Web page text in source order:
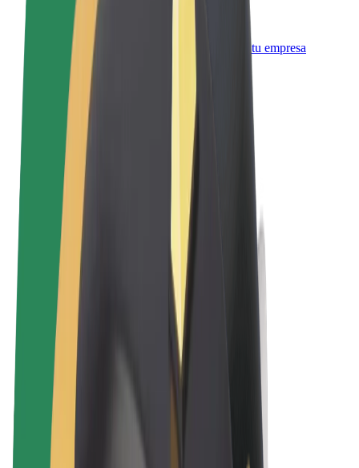
Bolt para empresas
Productos y servicios de Bolt adaptados a tu empresa
Términos y Condiciones
Privacidad
Cookies
© 2026 Bolt Technology OÜ
Productos
Viajes
Patinetes
Bolt Market
Bolt Drive
Bolt para empresas